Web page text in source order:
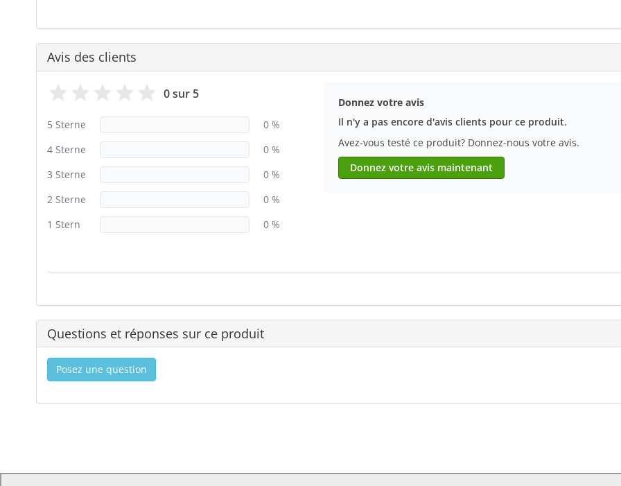
Avis des clients
0 sur 5
5 Sterne
0 %
4 Sterne
0 %
3 Sterne
0 %
2 Sterne
0 %
1 Stern
0 %
Donnez votre avis
Il n'y a pas encore d'avis clients pour ce produit.
Avez-vous testé ce produit? Donnez-nous votre avis.
Donnez votre avis maintenant
Questions et réponses sur ce produit
Posez une question